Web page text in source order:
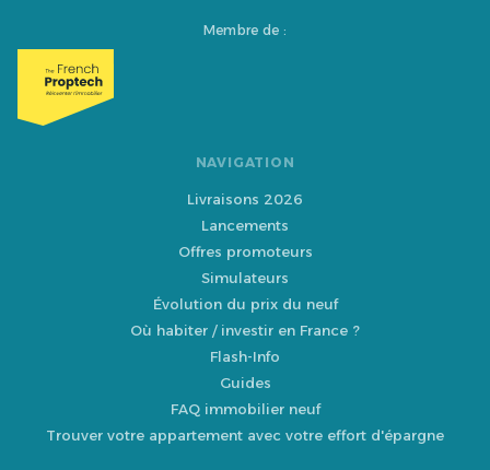
Membre de :
NAVIGATION
Livraisons 2026
Lancements
Offres promoteurs
Simulateurs
Évolution du prix du neuf
Où habiter / investir en France ?
Flash-Info
Guides
FAQ immobilier neuf
Trouver votre appartement avec votre effort d'épargne